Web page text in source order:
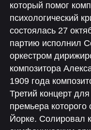
который помог
психологический
состоялась 27
партию исполнил
оркестром
композитора
1909 года
Третий концерт
премьера
Йорке. Солировал